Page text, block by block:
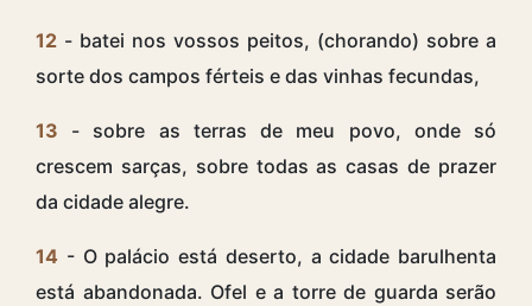
12 - batei nos vossos peitos, (chorando) sobre a
sorte dos campos férteis e das vinhas fecundas,
13 - sobre as terras de meu povo, onde só
crescem sarças, sobre todas as casas de prazer
da cidade alegre.
14 - O palácio está deserto, a cidade barulhenta
está abandonada. Ofel e a torre de guarda serão